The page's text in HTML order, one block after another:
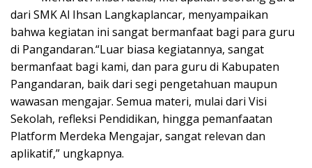
dari SMK Al Ihsan Langkaplancar, menyampaikan
bahwa kegiatan ini sangat bermanfaat bagi para guru
di Pangandaran.“Luar biasa kegiatannya, sangat
bermanfaat bagi kami, dan para guru di Kabupaten
Pangandaran, baik dari segi pengetahuan maupun
wawasan mengajar. Semua materi, mulai dari Visi
Sekolah, refleksi Pendidikan, hingga pemanfaatan
Platform Merdeka Mengajar, sangat relevan dan
aplikatif,” ungkapnya.